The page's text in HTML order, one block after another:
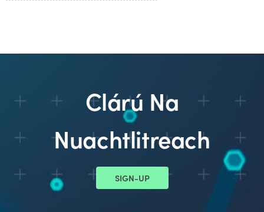
Clárú Na
Nuachtlitreach
SIGN-UP